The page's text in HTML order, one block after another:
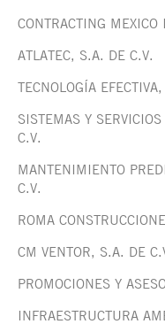
CONTRACTING
ATLATEC, S.A. DE C.V.
TECNOLOGÍA
SISTEMAS Y
C.V.
MANTENIMIENTO
C.V.
ROMA
CM VENTOR, S.A. DE
PROMOCIONES Y
INFRAESTRUCTURA